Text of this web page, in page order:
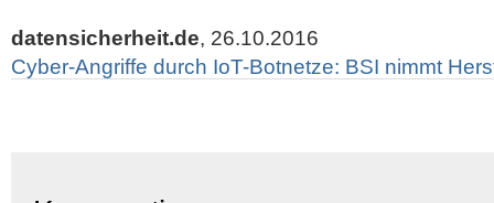
datensicherheit.de, 26.10.2016
Cyber-Angriffe durch IoT-Botnetze: BSI nimmt